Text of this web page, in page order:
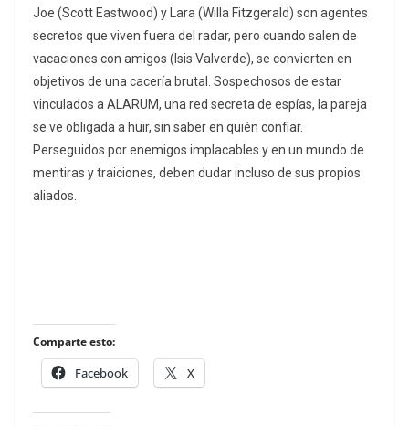
Joe (Scott Eastwood) y Lara (Willa Fitzgerald) son agentes
secretos que viven fuera del radar, pero cuando salen de
vacaciones con amigos (Isis Valverde), se convierten en
objetivos de una cacería brutal. Sospechosos de estar
vinculados a ALARUM, una red secreta de espías, la pareja
se ve obligada a huir, sin saber en quién confiar.
Perseguidos por enemigos implacables y en un mundo de
mentiras y traiciones, deben dudar incluso de sus propios
aliados.
Comparte esto:
Facebook X